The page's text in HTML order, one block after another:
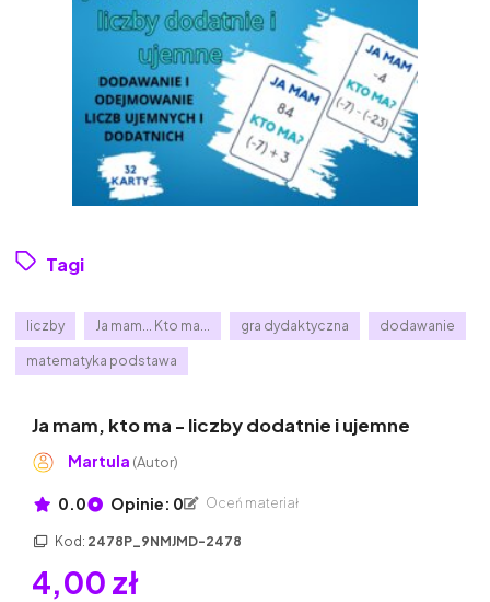
Tagi
liczby Ja mam... Kto ma... gra dydaktyczna dodawanie
matematyka podstawa
Ja mam, kto ma - liczby dodatnie i ujemne
Martula (Autor)
0.0 Opinie: 0 Oceń materiał
Kod: 2478P_9NMJMD-2478
4,00 zł